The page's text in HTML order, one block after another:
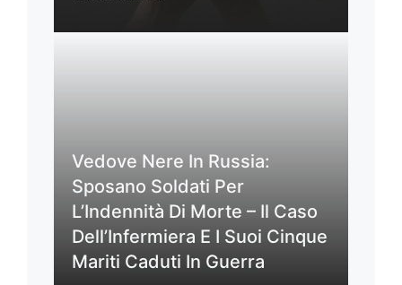
Vedove Nere In Russia:
Sposano Soldati Per
L’Indennità Di Morte – Il Caso
Dell’Infermiera E I Suoi Cinque
Mariti Caduti In Guerra